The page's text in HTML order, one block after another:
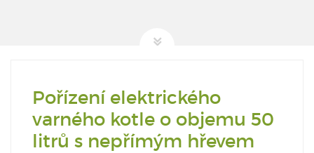
Pořízení elektrického
varného kotle o objemu 50
litrů s nepřímým hřevem